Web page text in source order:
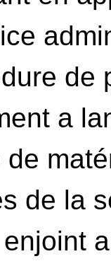
de
a
de la